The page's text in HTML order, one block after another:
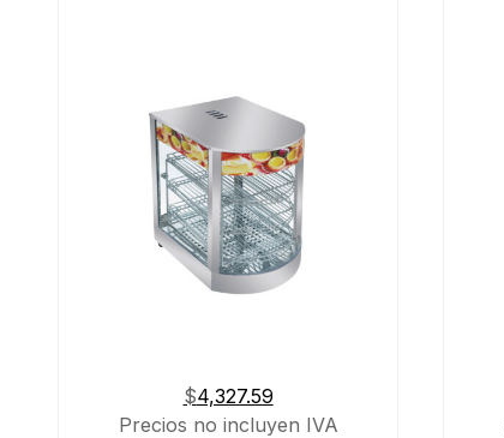
Buscar
$4,327.59
Precios no incluyen IVA